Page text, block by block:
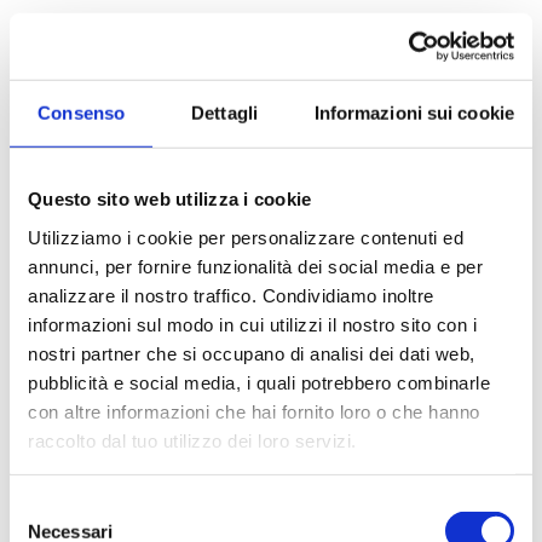
Consenso Dettagli Informazioni sui cookie
Questo sito web utilizza i cookie
Utilizziamo i cookie per personalizzare contenuti ed
annunci, per fornire funzionalità dei social media e per
analizzare il nostro traffico. Condividiamo inoltre
informazioni sul modo in cui utilizzi il nostro sito con i
nostri partner che si occupano di analisi dei dati web,
pubblicità e social media, i quali potrebbero combinarle
con altre informazioni che hai fornito loro o che hanno
raccolto dal tuo utilizzo dei loro servizi.
delNecessari
Spessore delle pareti dei tubi: 0,38 mm.
Settori
Chimico
Applicazioni
Spettrofotometria